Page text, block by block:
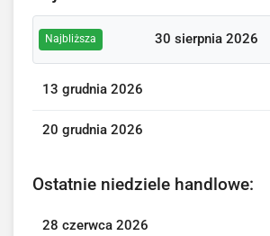
Najbliższa 30 sierpnia 2026
13 grudnia 2026
20 grudnia 2026
Ostatnie niedziele handlowe:
28 czerwca 2026